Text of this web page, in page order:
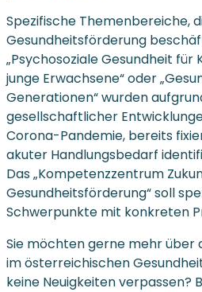
Spezifische Themenbereiche,
Gesundheitsförderung
„Psychosoziale Gesundheit für
junge Erwachsene“ oder
Generationen“ wurden
gesellschaftlicher
Corona-Pandemie, bereits
akuter Handlungsbedarf
Das „Kompetenzzentrum
Gesundheitsförderung“ soll
Schwerpunkte mit konkreten
Sie möchten gerne mehr über
im österreichischen
keine Neuigkeiten verpassen?